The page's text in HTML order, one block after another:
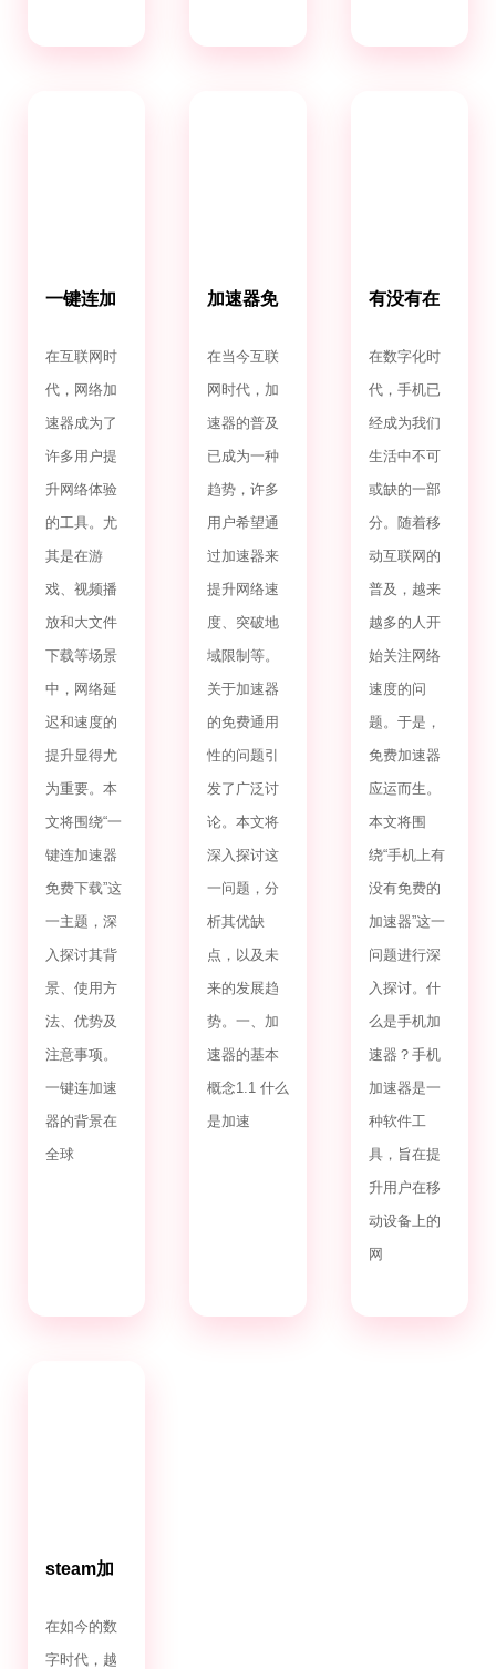
一键连加
下载
在互联网时
代，网络加
速器成为了
许多用户提
升网络体验
的工具。尤
其是在游
戏、视频播
放和大文件
下载等场景
中，网络延
迟和速度的
提升显得尤
为重要。本
文将围绕“一
键连加速器
免费下载”这
一主题，深
入探讨其背
景、使用方
法、优势及
注意事项。
一键连加速
器的背景在
全球
加速器免
在当今互联
网时代，加
速器的普及
已成为一种
趋势，许多
用户希望通
过加速器来
提升网络速
度、突破地
域限制等。
关于加速器
的免费通用
性的问题引
发了广泛讨
论。本文将
深入探讨这
一问题，分
析其优缺
点，以及未
来的发展趋
势。一、加
速器的基本
概念1.1 什么
是加速
有没有在
免费加速
器
在数字化时
代，手机已
经成为我们
生活中不可
或缺的一部
分。随着移
动互联网的
普及，越来
越多的人开
始关注网络
速度的问
题。于是，
免费加速器
应运而生。
本文将围
绕“手机上有
没有免费的
加速器”这一
问题进行深
入探讨。什
么是手机加
速器？手机
加速器是一
种软件工
具，旨在提
升用户在移
动设备上的
网
steam加
免费的手
机
在如今的数
字时代，越